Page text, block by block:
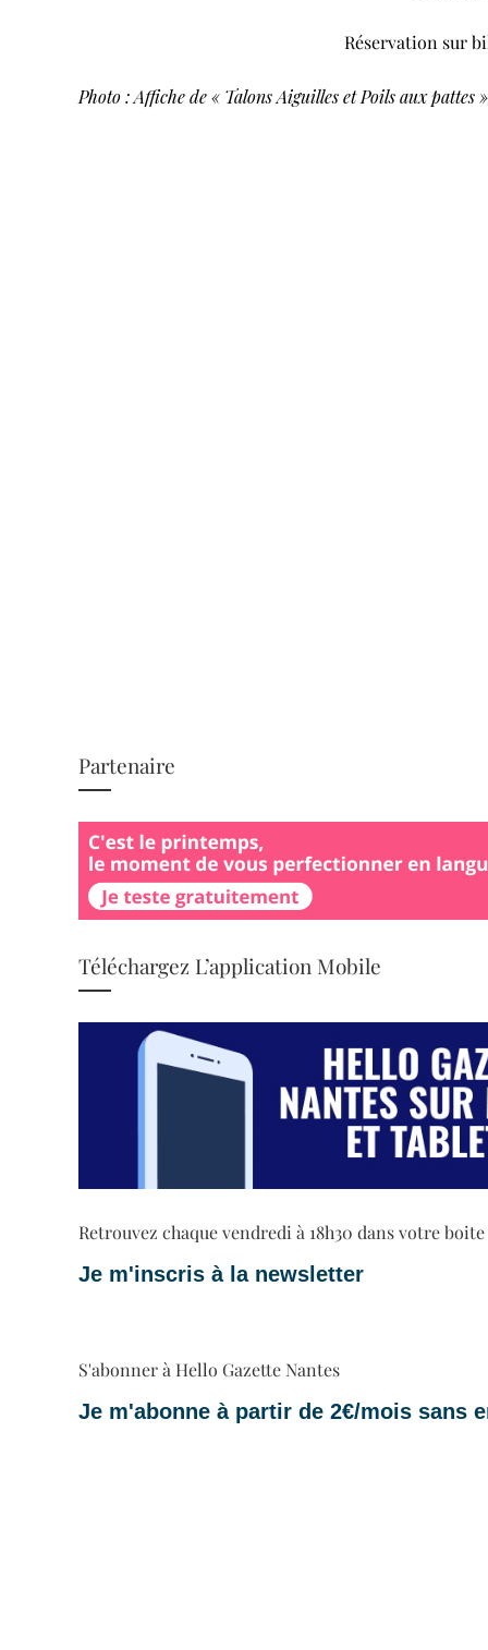
Réservation sur
Photo : Affiche de « Talons Aiguilles et Poils aux pattes
Partenaire
Téléchargez L’application Mobile
Retrouvez chaque vendredi à 18h30 dans votre
Je m'inscris à la newsletter
S'abonner à Hello Gazette Nantes
Je m'abonne à partir de 2€/mois sans